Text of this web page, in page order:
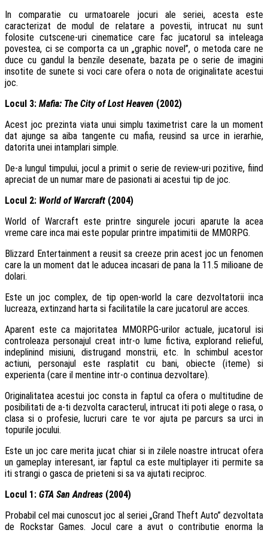
In comparatie cu urmatoarele jocuri ale seriei, acesta este
caracterizat de modul de relatare a povestii, intrucat nu sunt
folosite cutscene-uri cinematice care fac jucatorul sa inteleaga
povestea, ci se comporta ca un „graphic novel”, o metoda care ne
duce cu gandul la benzile desenate, bazata pe o serie de imagini
insotite de sunete si voci care ofera o nota de originalitate acestui
joc.
Locul 3: Mafia: The City of Lost Heaven (2002)
Acest joc prezinta viata unui simplu taximetrist care la un moment
dat ajunge sa aiba tangente cu mafia, reusind sa urce in ierarhie,
datorita unei intamplari simple.
De-a lungul timpului, jocul a primit o serie de review-uri pozitive, fiind
apreciat de un numar mare de pasionati ai acestui tip de joc.
Locul 2: World of Warcraft (2004)
World of Warcraft este printre singurele jocuri aparute la acea
vreme care inca mai este popular printre impatimitii de MMORPG.
Blizzard Entertainment a reusit sa creeze prin acest joc un fenomen
care la un moment dat le aducea incasari de pana la 11.5 milioane de
dolari.
Este un joc complex, de tip open-world la care dezvoltatorii inca
lucreaza, extinzand harta si facilitatile la care jucatorul are acces.
Aparent este ca majoritatea MMORPG-urilor actuale, jucatorul isi
controleaza personajul creat intr-o lume fictiva, explorand relieful,
indeplinind misiuni, distrugand monstrii, etc. In schimbul acestor
actiuni, personajul este rasplatit cu bani, obiecte (iteme) si
experienta (care il mentine intr-o continua dezvoltare).
Originalitatea acestui joc consta in faptul ca ofera o multitudine de
posibilitati de a-ti dezvolta caracterul, intrucat iti poti alege o rasa, o
clasa si o profesie, lucruri care te vor ajuta pe parcurs sa urci in
topurile jocului.
Este un joc care merita jucat chiar si in zilele noastre intrucat ofera
un gameplay interesant, iar faptul ca este multiplayer iti permite sa
iti strangi o gasca de prieteni si sa va ajutati reciproc.
Locul 1: GTA San Andreas (2004)
Probabil cel mai cunoscut joc al seriei „Grand Theft Auto” dezvoltata
de Rockstar Games. Jocul care a avut o contributie enorma la